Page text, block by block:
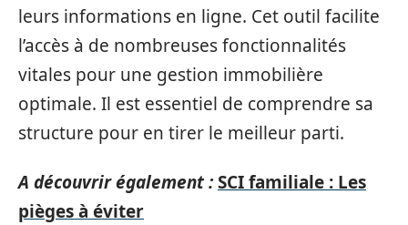
leurs informations en ligne. Cet outil facilite
l’accès à de nombreuses fonctionnalités
vitales pour une gestion immobilière
optimale. Il est essentiel de comprendre sa
structure pour en tirer le meilleur parti.
A découvrir également :SCI familiale : Les
pièges à éviter